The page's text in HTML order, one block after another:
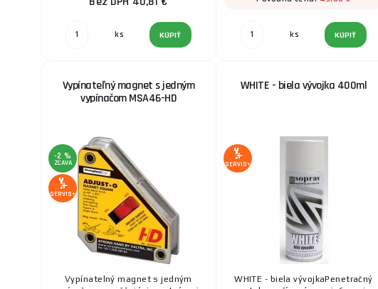
ks KÚPIŤ ks KÚPIŤ
Vypínateľný magnet s jedným
vypínačom MSA46-HD
-2 %
ZĽAVA
SERVIS+
Vypínatelný magnet s jedným
WHITE - biela vývojka 400ml
SERVIS+
WHITE - biela vývojkaPenetračný